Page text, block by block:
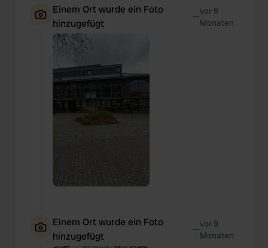
Einem Ort wurde ein Foto
hinzugefügt
—vor 9
Monaten
Einem Ort wurde ein Foto
hinzugefügt
—vor 9
Monaten